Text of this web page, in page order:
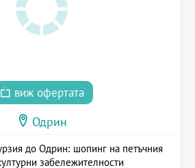
виж офертата
Одрин
до Одрин: шопинг на петъчния
забележителности